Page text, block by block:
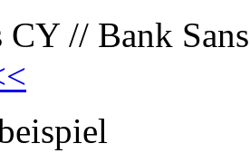
CY // Bank